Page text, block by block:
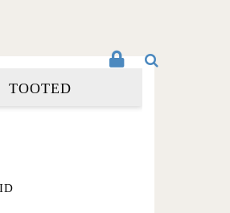
TOOTED